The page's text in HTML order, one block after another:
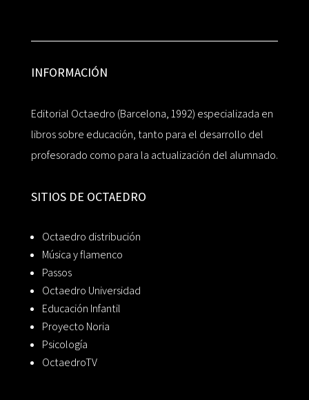
INFORMACIÓN
Editorial Octaedro (Barcelona, 1992) especializada en
libros sobre educación, tanto para el desarrollo del
profesorado como para la actualización del alumnado.
SITIOS DE OCTAEDRO
Octaedro distribución
Música y flamenco
Passos
Octaedro Universidad
Educación Infantil
Proyecto Noria
Psicología
OctaedroTV